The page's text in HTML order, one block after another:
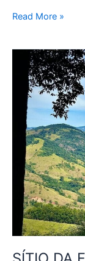
Read More »
SÍTIO
TERRENO
RURAL
27.880